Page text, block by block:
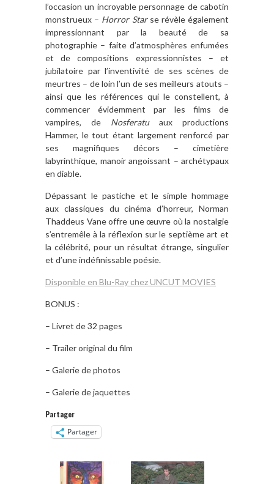
l’occasion un incroyable personnage de cabotin
monstrueux – Horror Starse révèle également
impressionnant par la beauté de sa
photographie – faite d’atmosphères enfumées
et de compositions expressionnistes – et
jubilatoire par l’inventivité de ses scènes de
meurtres – de loin l’un de ses meilleurs atouts –
ainsi que les références qui le constellent, à
commencer évidemment par les films de
vampires, de Nosferatuaux productions
Hammer, le tout étant largement renforcé par
ses magnifiques décors – cimetière
labyrinthique, manoir angoissant – archétypaux
en diable.
Dépassant le pastiche et le simple hommage
aux classiques du cinéma d’horreur, Norman
Thaddeus Vane offre une œuvre où la nostalgie
s’entremêle à la réflexion sur le septième art et
la célébrité, pour un résultat étrange, singulier
et d’une indéfinissable poésie.
Disponible en Blu-Ray chez UNCUT MOVIES
BONUS :
– Livret de 32 pages
– Trailer original du film
– Galerie de photos
– Galerie de jaquettes
Partager
Partager